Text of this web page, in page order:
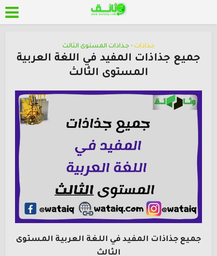
جـذاذات • جـذاذات المستوى الثالث
جميع جذاذات المفيد في اللغة العربية
المستوى الثالث
جميع جذاذات المفيد في اللغة العربية المستوى
الثالث